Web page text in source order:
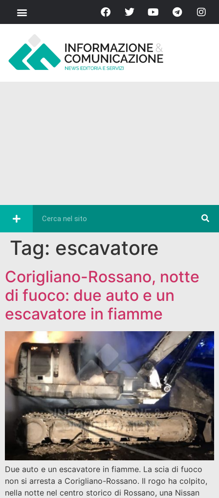
Tag: escavatore
Corigliano-Rossano, notte
di fuoco: due auto e un
escavatore in fiamme
Due auto e un escavatore in fiamme. La scia di fuoco
non si arresta a Corigliano-Rossano. Il rogo ha colpito,
nella notte nel centro storico di Rossano, una Nissan